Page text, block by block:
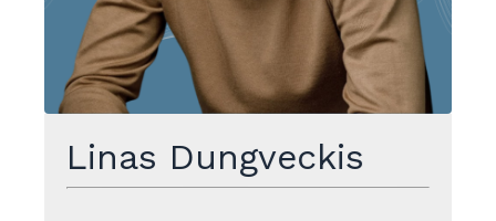
Linas Dungveckis